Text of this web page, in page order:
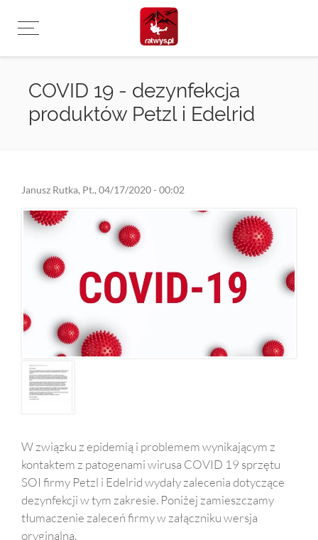
COVID 19 - dezynfekcja
produktów Petzl i Edelrid
Janusz Rutka, Pt., 04/17/2020 - 00:02
W związku z epidemią i problemem wynikającym z
kontaktem z patogenami wirusa COVID 19 sprzętu
SOI firmy Petzl i Edelrid wydały zalecenia dotyczące
dezynfekcji w tym zakresie. Poniżej zamieszczamy
tłumaczenie zaleceń firmy w załączniku wersja
oryginalna.